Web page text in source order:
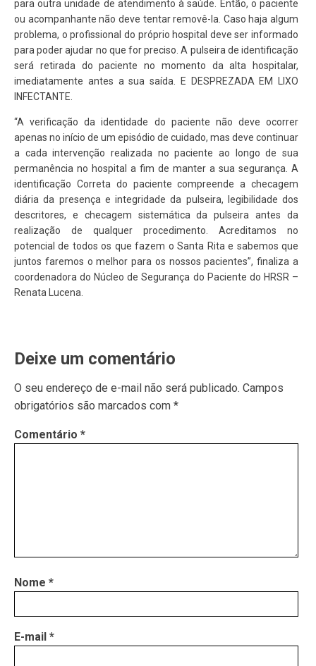
para outra unidade de atendimento à saúde. Então, o paciente
ou acompanhante não deve tentar removê-la. Caso haja algum
problema, o profissional do próprio hospital deve ser informado
para poder ajudar no que for preciso. A pulseira de identificação
será retirada do paciente no momento da alta hospitalar,
imediatamente antes a sua saída. E DESPREZADA EM LIXO
INFECTANTE.
“A verificação da identidade do paciente não deve ocorrer
apenas no início de um episódio de cuidado, mas deve continuar
a cada intervenção realizada no paciente ao longo de sua
permanência no hospital a fim de manter a sua segurança. A
identificação Correta do paciente compreende a checagem
diária da presença e integridade da pulseira, legibilidade dos
descritores, e checagem sistemática da pulseira antes da
realização de qualquer procedimento. Acreditamos no
potencial de todos os que fazem o Santa Rita e sabemos que
juntos faremos o melhor para os nossos pacientes”, finaliza a
coordenadora do Núcleo de Segurança do Paciente do HRSR –
Renata Lucena.
Deixe um comentário
O seu endereço de e-mail não será publicado. Campos
obrigatórios são marcados com *
Comentário *
Nome *
E-mail *